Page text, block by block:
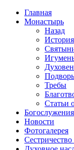
Перейти
содержимому
Главная
Монастырь
Назад
История
Требы
Статьи
Богослужения
Новости
Фотогалерея